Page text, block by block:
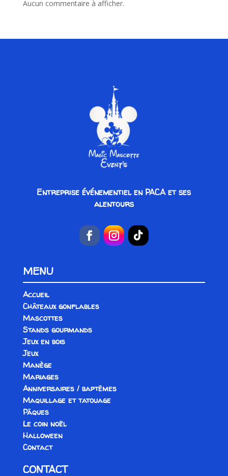
Aucun commentaire à afficher.
Entreprise événementiel en PACA et ses
alentours
MENU
Accueil
Châteaux gonflables
Mascottes
Stands gourmands
Jeux en bois
Jeux
Manège
Mariages
Anniversaires / baptêmes
Maquillage et tatouage
Pâques
Le coin noël
Halloween
Contact
CONTACT